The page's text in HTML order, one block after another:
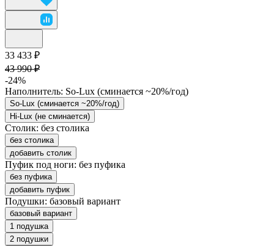
33 433 ₽
43 990 ₽
-24%
Наполнитель: So-Lux (cминается ~20%/год)
So-Lux (cминается ~20%/год)
Hi-Lux (не сминается)
Столик: без столика
без столика
добавить столик
Пуфик под ноги: без пуфика
без пуфика
добавить пуфик
Подушки: базовый вариант
базовый вариант
1 подушка
2 подушки